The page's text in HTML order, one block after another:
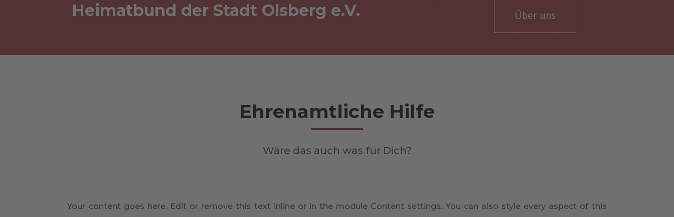
Heimatbund der Stadt Olsberg e.V. Über uns
Ehrenamtliche Hilfe
Wäre das auch was für Dich?
Your content goes here. Edit or remove this text inline or in the module Content settings. You can also style every aspect of this